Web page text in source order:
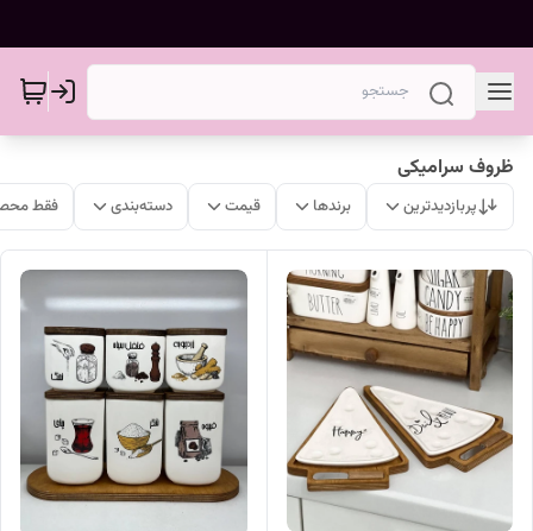
ظروف سرامیکی
پربازدیدترین برندها قیمت دسته‌بندی فقط